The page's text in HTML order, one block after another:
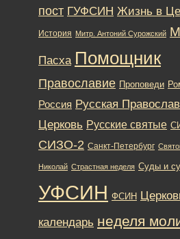
пост ГУФСИН Жизнь в
История Митр. Антоний Сурожский
Пасха Помощник
Православие Проповеди
Россия Русская
Церковь Русские святые
СИЗО-2 Санкт-Петербург
Николай Страстная неделя Суды и
УФСИН ФСИН
календарь неделя